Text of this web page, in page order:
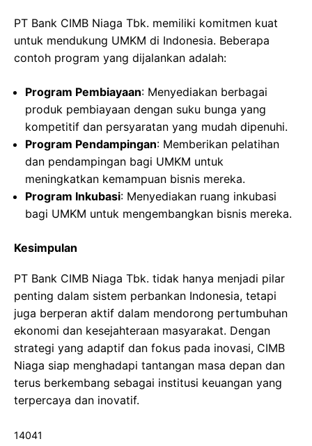
PT Bank CIMB Niaga Tbk. memiliki komitmen kuat
untuk mendukung UMKM di Indonesia. Beberapa
contoh program yang dijalankan adalah:
Program Pembiayaan: Menyediakan berbagai
produk pembiayaan dengan suku bunga yang
kompetitif dan persyaratan yang mudah dipenuhi.
Program Pendampingan: Memberikan pelatihan
dan pendampingan bagi UMKM untuk
meningkatkan kemampuan bisnis mereka.
Program Inkubasi: Menyediakan ruang inkubasi
bagi UMKM untuk mengembangkan bisnis mereka.
Kesimpulan
PT Bank CIMB Niaga Tbk. tidak hanya menjadi pilar
penting dalam sistem perbankan Indonesia, tetapi
juga berperan aktif dalam mendorong pertumbuhan
ekonomi dan kesejahteraan masyarakat. Dengan
strategi yang adaptif dan fokus pada inovasi, CIMB
Niaga siap menghadapi tantangan masa depan dan
terus berkembang sebagai institusi keuangan yang
terpercaya dan inovatif.
14041